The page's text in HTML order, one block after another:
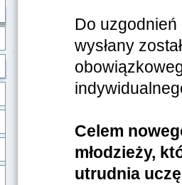
Do uzgodnień
wysłany
Celem
młodzieży,
utrudnia